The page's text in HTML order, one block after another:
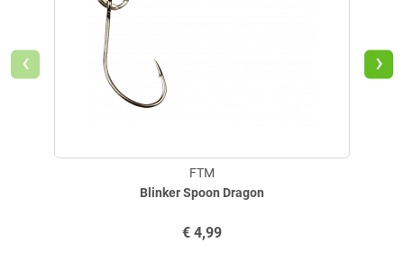
Blinker Spoon Dragon
FTM
€ 4,99
‹ ›